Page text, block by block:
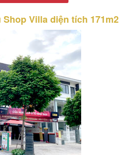
Villa diện tích 171m2